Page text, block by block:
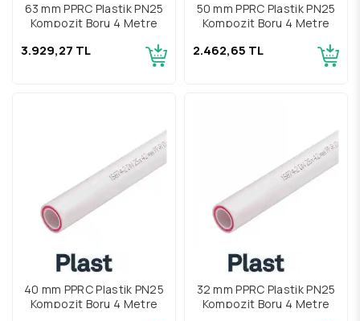
63 mm PPRC Plastik PN25
Kompozit Boru 4 Metre
3.929,27 TL
50 mm PPRC Plastik PN25
Kompozit Boru 4 Metre
2.462,65 TL
40 mm PPRC Plastik PN25
Kompozit Boru 4 Metre
32 mm PPRC Plastik PN25
Kompozit Boru 4 Metre